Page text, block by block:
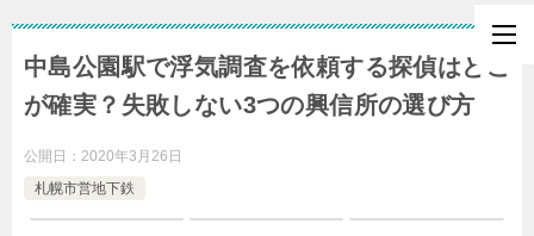
中島公園駅で浮気調査を依頼する探偵はどこ
が確実？失敗しない3つの興信所の選び方
公開日： 2020年3月26日
札幌市営地下鉄